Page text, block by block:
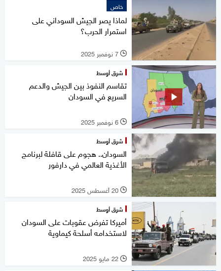
خاص
لماذا يصر الجيش السوداني على
استمرار الحرب؟
l 7 نوفمبر 2025
شرق أوسط
تقاسم النفوذ بين الجيش والدعم
السريع في السودان
l 6 نوفمبر 2025
شرق أوسط
السودان.. هجوم على قافلة لبرنامج
الأغذية العالمي في دارفور
l 20 أغسطس 2025
شرق أوسط
أميركا تفرض عقوبات على السودان
لاستخدامه أسلحة كيماوية
l 22 مايو 2025